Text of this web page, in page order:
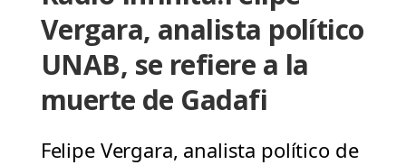
Vergara, analista político
UNAB, se refiere a la
muerte de Gadafi
Felipe Vergara, analista político de